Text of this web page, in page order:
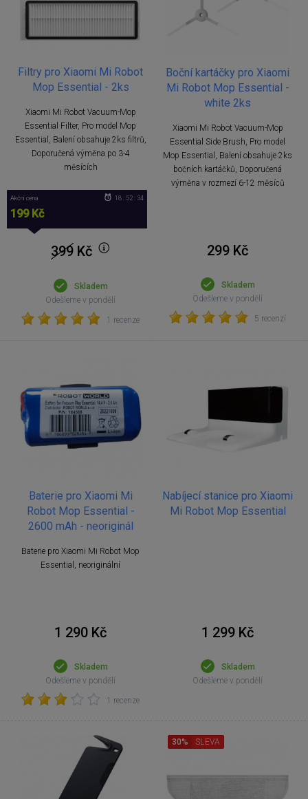
Filtry pro Xiaomi Mi Robot
Mop Essential - 2ks
Xiaomi Mi Robot Vacuum-Mop
Essential Filter, Pro model Mop
Essential, Balení obsahuje 2ks filtrů,
Doporučená výměna po 3-4
měsících
Akční cena
199 Kč
18 : 52 : 33
399 Kč
Skladem
Odešleme v pondělí
1 recenze
Boční kartáčky pro Xiaomi
Mi Robot Mop Essential -
white 2ks
Xiaomi Mi Robot Vacuum-Mop
Essential Side Brush, Pro model
Mop Essential, Balení obsahuje 2ks
bočních kartáčků, Doporučená
výměna v rozmezí 6-12 měsíců
299 Kč
Skladem
Odešleme v pondělí
5 recenzí
Baterie pro Xiaomi Mi
Robot Mop Essential -
2600 mAh - neoriginál
Baterie pro Xiaomi Mi Robot Mop
Essential, neoriginální
1 290 Kč
Skladem
Odešleme v pondělí
1 recenze
Nabíjecí stanice pro Xiaomi
Mi Robot Mop Essential
1 299 Kč
Skladem
Odešleme v pondělí
30% SLEVA